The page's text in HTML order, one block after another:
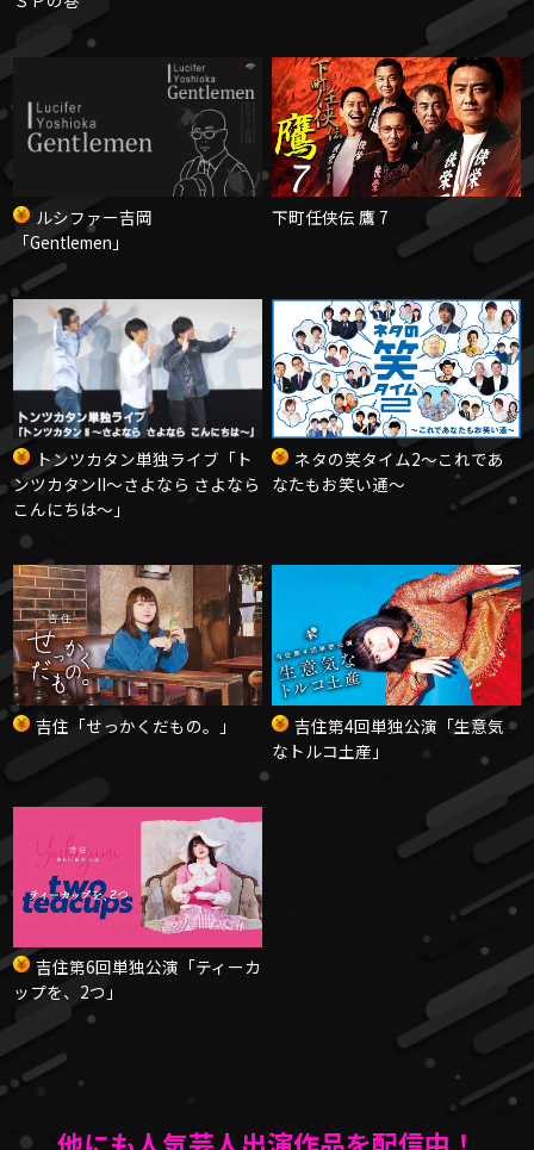
ルシファー吉岡
「Gentlemen」
下町任侠伝 鷹 7
トンツカタン単独ライブ 「ト
ンツカタンII〜さよなら さよなら
こんにちは〜」
ネタの笑タイム2〜これであ
なたもお笑い通〜
吉住「せっかくだもの。」 吉住第4回単独公演 「生意気
なトルコ土産」
吉住第6回単独公演 「ティーカ
ップを、2つ」